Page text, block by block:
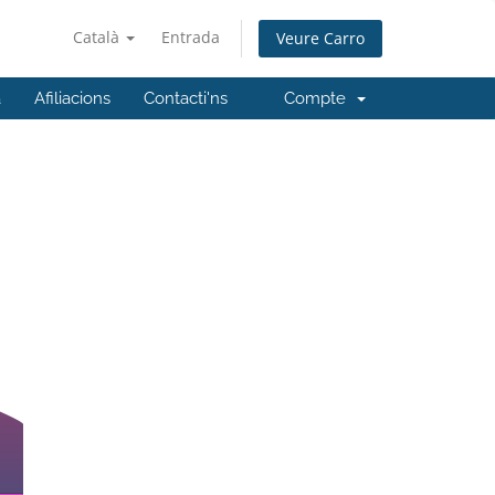
Català Entrada Veure Carro
Afiliacions Contacti'ns Compte